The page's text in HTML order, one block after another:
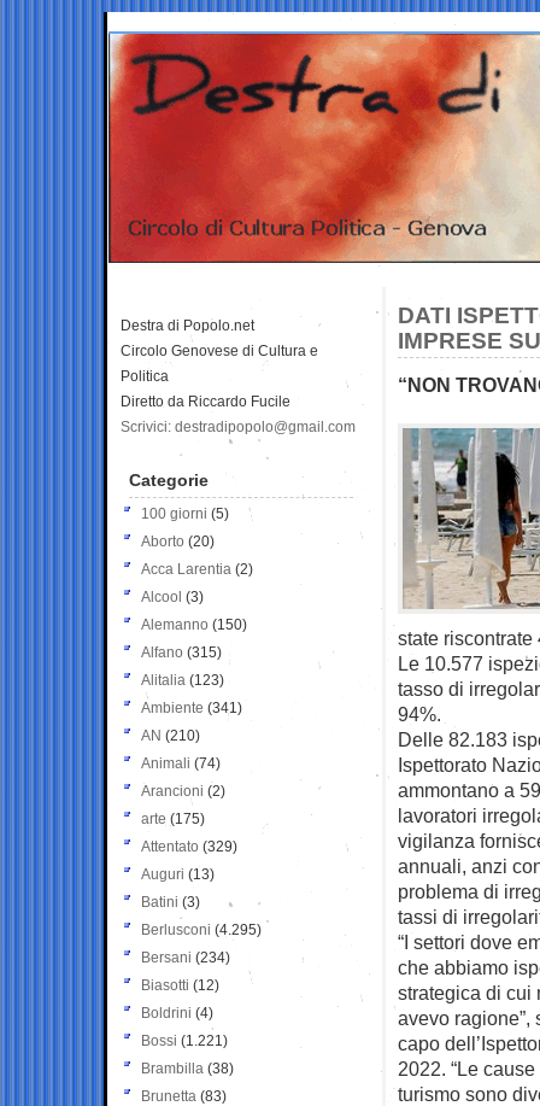
DATI
IMPRESE
“NON
state
Le 10.577
tasso di
94%.
Delle 82.183
Ispettorato
ammontano a
lavoratori
vigilanza
annuali, anzi
problema di
tassi di
“I settori dove
che abbiamo
strategica di cui
avevo ragione”,
capo
2022. “Le
turismo sono
Destra di Popolo.net
Circolo Genovese di Cultura e
Politica
Diretto da Riccardo Fucile
Scrivici: destradipopolo@gmail.com
Categorie
100 giorni (5)
Aborto (20)
Acca Larentia (2)
Alcool (3)
Alemanno (150)
Alfano (315)
Alitalia (123)
Ambiente (341)
AN (210)
Animali (74)
Arancioni (2)
arte (175)
Attentato (329)
Auguri (13)
Batini (3)
Berlusconi (4.295)
Bersani (234)
Biasotti (12)
Boldrini (4)
Bossi (1.221)
Brambilla (38)
Brunetta (83)